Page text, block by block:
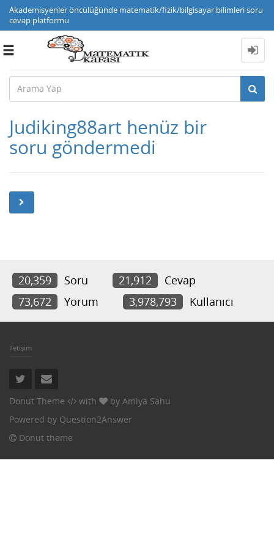
Akademisyenler öncülüğünde matematik/fizik/bilgisayar bilimleri soru
cevap platformu
Toggle
Judiking88art henüz bir
soru göndermedi
20,359 Soru 21,912
Cevap
73,672
Yorum 3,978,793 Kullanıcı
İletişim
Donut Theme with by Amiya Sahu
Powered by Question2Answer
Donut theme